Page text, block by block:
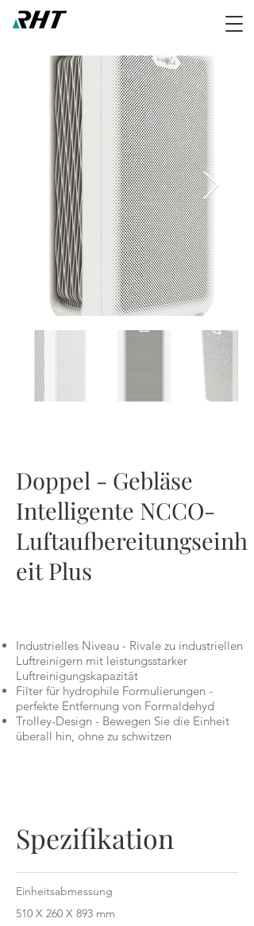
Doppel - Gebläse
Intelligente NCCO-
Luftaufbereitungseinh
eit Plus
Industrielles Niveau - Rivale zu industriellen
Luftreinigern mit leistungsstarker
Luftreinigungskapazität
Filter für hydrophile Formulierungen -
perfekte Entfernung von Formaldehyd
Trolley-Design - Bewegen Sie die Einheit
überall hin, ohne zu schwitzen
Spezifikation
Einheitsabmessung
510 X 260 X 893 mm